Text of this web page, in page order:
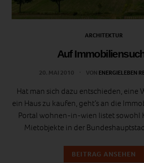
ARCHITEKTUR
Auf
20. MAI 2010 VON ENERGIELEBEN
Hat man sich dazu entschieden, eine
ein Haus zu kaufen, geht’s an die
Portal wohnen-in-wien listet sowohl
Mietobjekte in der
BEITRAG ANSEHEN